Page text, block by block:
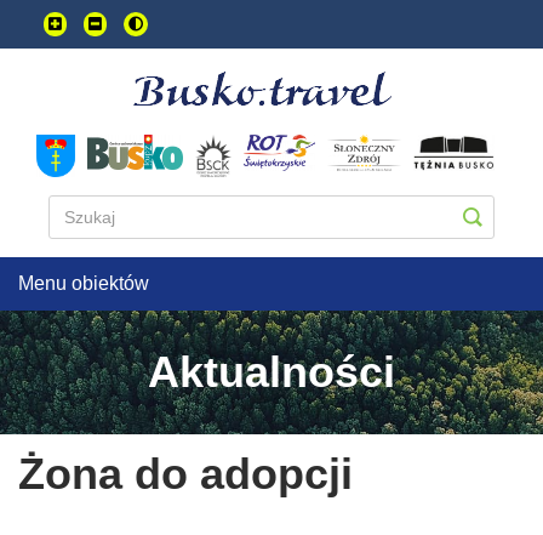
Przejdź
do
głownej
Menu obiektów
Aktualności
Żona do adopcji